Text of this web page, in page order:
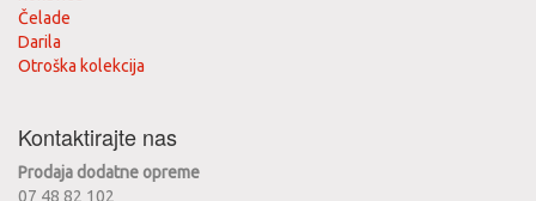
Čelade
Darila
Otroška kolekcija
Kontaktirajte nas
Prodaja dodatne opreme
07 48 82 102